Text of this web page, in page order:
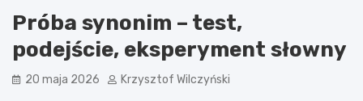
Próba synonim – test,
podejście, eksperyment słowny
20 maja 2026 Krzysztof Wilczyński